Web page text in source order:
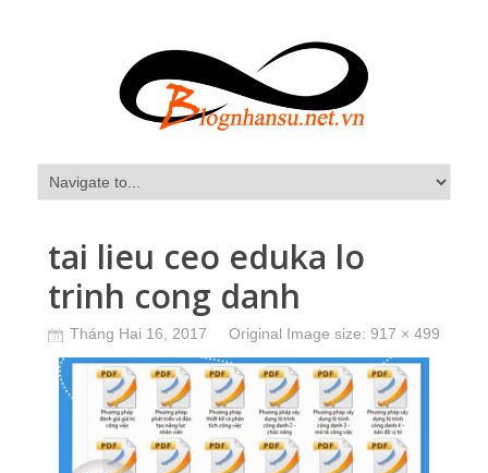
tai lieu ceo eduka lo
trinh cong danh
Tháng Hai 16, 2017 Original Image size: 917 × 499